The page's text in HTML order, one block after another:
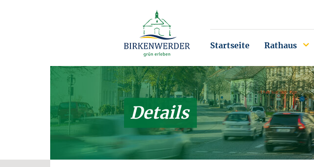
Startseite Rathaus
Details